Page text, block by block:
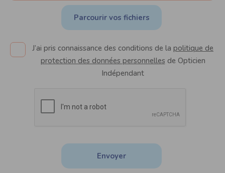
Parcourir vos fichiers
J’ai pris connaissance des conditions de la politique de
protection des données personnelles de Opticien
Indépendant
Envoyer